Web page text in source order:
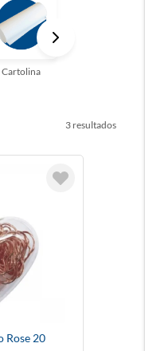
Cartolina
3
Rose 20